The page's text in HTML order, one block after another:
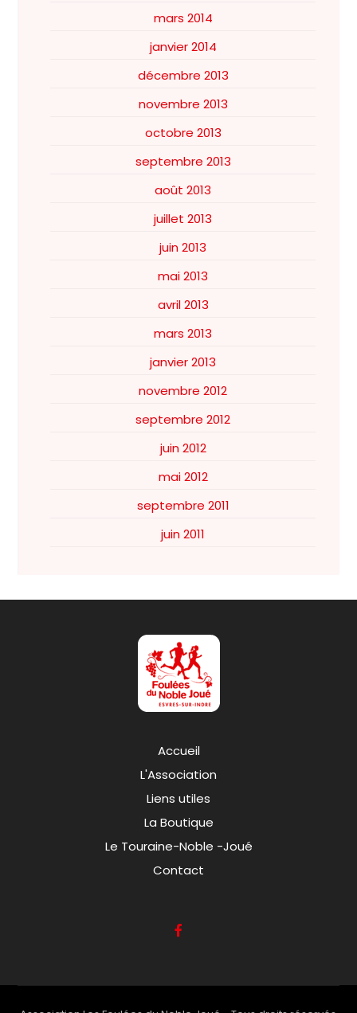
mars 2014
janvier 2014
décembre 2013
novembre 2013
octobre 2013
septembre 2013
août 2013
juillet 2013
juin 2013
mai 2013
avril 2013
mars 2013
janvier 2013
novembre 2012
septembre 2012
juin 2012
mai 2012
septembre 2011
juin 2011
Accueil
L'Association
Liens utiles
La Boutique
Le Touraine-Noble -Joué
Contact